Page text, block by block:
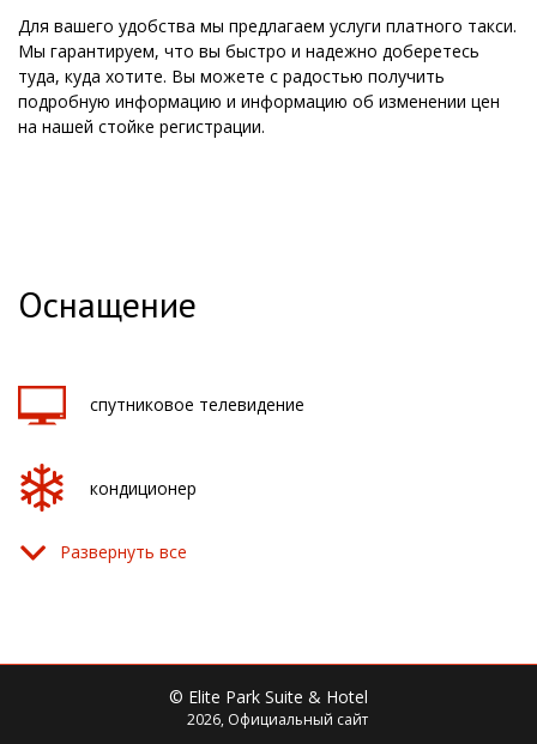
Для вашего удобства мы предлагаем услуги платного такси.
Мы гарантируем, что вы быстро и надежно доберетесь
туда, куда хотите. Вы можете с радостью получить
подробную информацию и информацию об изменении цен
на нашей стойке регистрации.
Оснащение
спутниковое телевидение
кондиционер
Развернуть все
© Elite Park Suite & Hotel
2026, Официальный сайт